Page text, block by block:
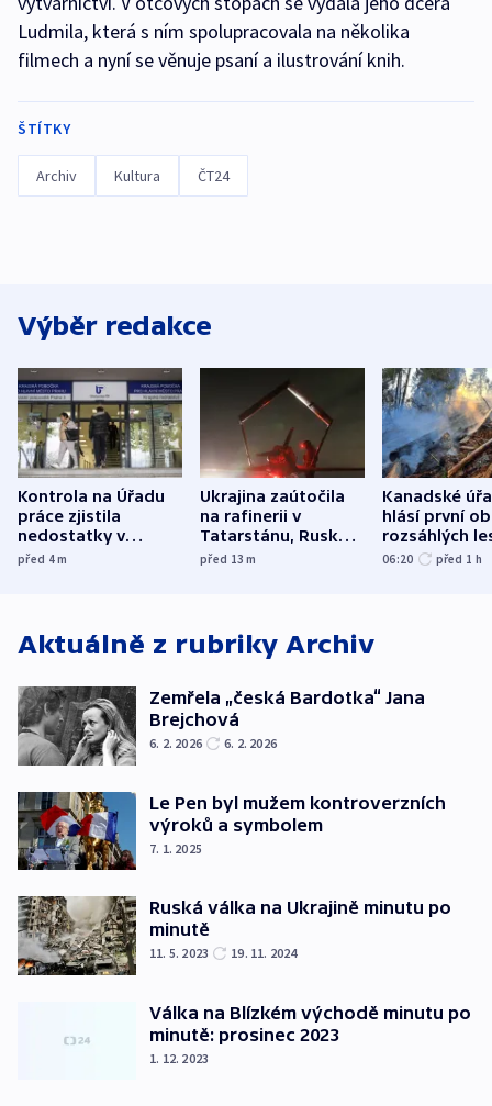
Ludmila, která s ním spolupracovala na několika
filmech a nyní se věnuje psaní a ilustrování knih.
ŠTÍTKY
Archiv Kultura ČT24
Výběr redakce
Kontrola na Úřadu
práce zjistila
nedostatky v
účetnictví za 5,6
před 4m
Ukrajina zaútočila
na rafinerii v
Tatarstánu, Rusko
bombardovalo
před 13m
Kanadské
hlásí první
rozsáhlých
požárů
06:20 před 1 h
Aktuálně z rubriky Archiv
Zemřela „česká Bardotka“ Jana
Brejchová
6. 2. 2026 6. 2. 2026
Le Pen byl mužem kontroverzních
výroků a symbolem
7. 1. 2025
Ruská válka na Ukrajině minutu po
minutě
11. 5. 2023 19. 11. 2024
Válka na Blízkém východě minutu po
minutě: prosinec 2023
1. 12. 2023